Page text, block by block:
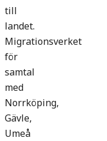
till
landet.
Migrationsverket
för
samtal
med
Norrköping,
Gävle,
Umeå